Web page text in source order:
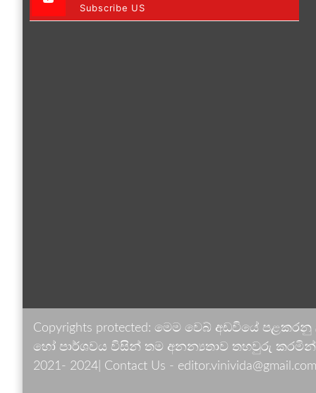
Subscribe US
Copyrights protected: මෙම වෙබ් අඩවියේ
හෝ පාර්ශවය විසින් තම අනන්‍යතාව තහවුරු කරමින්
2021- 2024| Contact Us - editor.vinivida@gmail.com